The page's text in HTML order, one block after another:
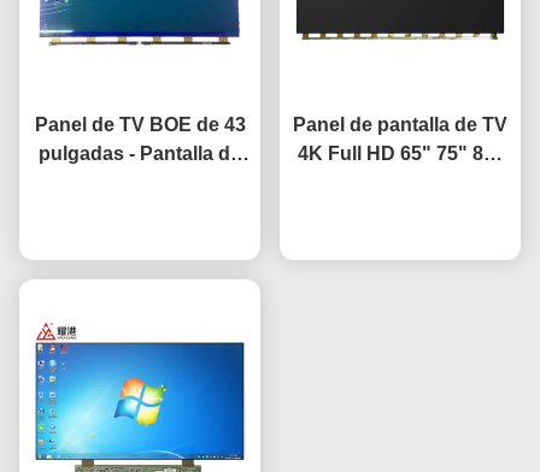
Panel de TV BOE de 43
pulgadas - Pantalla de
Panel de pantalla de TV
4K Full HD 65" 75" 85"